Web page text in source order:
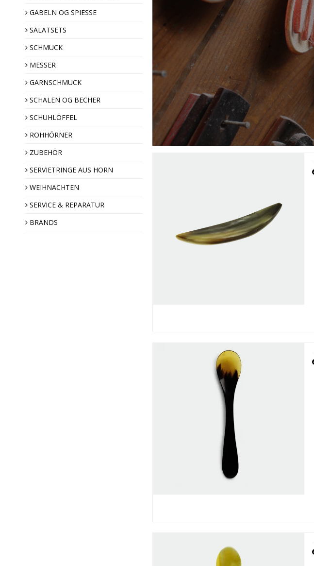
Weihnachtsdekoration
Mandel Geschenk
Engel des Jahres
GABELN OG SPIESSE
SALATSETS
SCHMUCK
MESSER
GARNSCHMUCK
SCHALEN OG BECHER
SCHUHLÖFFEL
ROHHÖRNER
ZUBEHÖR
SERVIETRINGE AUS HORN
WEIHNACHTEN
SERVICE & REPARATUR
BRANDS